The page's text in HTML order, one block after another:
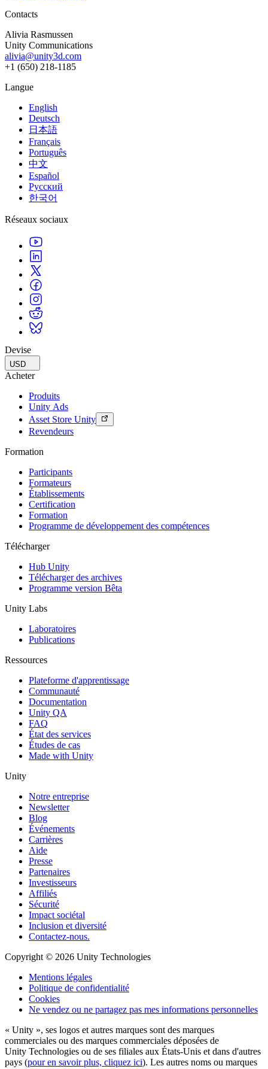
Contacts
Alivia Rasmussen
Unity Communications
alivia@unity3d.com
+1 (650) 218-1185
Langue
English
Deutsch
日本語
Français
Português
中文
Español
Русский
한국어
Réseaux sociaux
Devise
USD
Acheter
Produits
Unity Ads
Asset Store Unity
Revendeurs
Formation
Participants
Formateurs
Établissements
Certification
Formation
Programme de développement des compétences
Télécharger
Hub Unity
Télécharger des archives
Programme version Bêta
Unity Labs
Laboratoires
Publications
Ressources
Plateforme d'apprentissage
Communauté
Documentation
Unity QA
FAQ
État des services
Études de cas
Made with Unity
Unity
Notre entreprise
Newsletter
Blog
Événements
Carrières
Aide
Presse
Partenaires
Investisseurs
Affiliés
Sécurité
Impact sociétal
Inclusion et diversité
Contactez-nous.
Copyright © 2026 Unity Technologies
Mentions légales
Politique de confidentialité
Cookies
Ne vendez ou ne partagez pas mes informations personnelles
« Unity », ses logos et autres marques sont des marques
commerciales ou des marques commerciales déposées de
Unity Technologies ou de ses filiales aux États-Unis et dans d'autres
pays (pour en savoir plus, cliquez ici). Les autres noms ou marques